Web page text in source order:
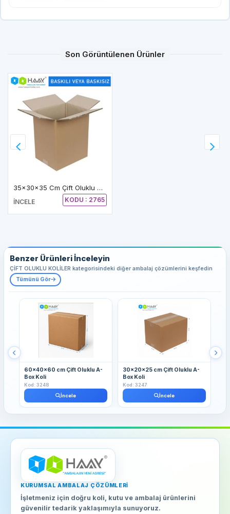
Son Görüntülenen Ürünler
35x30x35 Cm Çift Oluklu A-Box Koli
İNCELE KODU : 2765
Benzer Ürünleri İnceleyin
ÇİFT OLUKLU KOLİLER kategorisindeki diğer ambalaj çözümlerini keşfedin
Tümünü Gör
60x40x60 cm Çift Oluklu A-
Box Koli
Kod: 3248
İncele
30x20x25 cm Çift Oluklu A-
Box Koli
Kod: 3247
İncele
KURUMSAL AMBALAJ ÇÖZÜMLERI
İşletmeniz için doğru koli, kutu ve ambalaj ürünlerini
güvenilir tedarik yaklaşımıyla sunuyoruz.